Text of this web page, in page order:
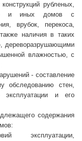
рубленых,
и иных домов с
врубок, перекоса,
наличия в таких
дереворазрушающими
влажностью, с
- составление
обследованию стен,
эксплуатации и его
содержания
эксплуатации,